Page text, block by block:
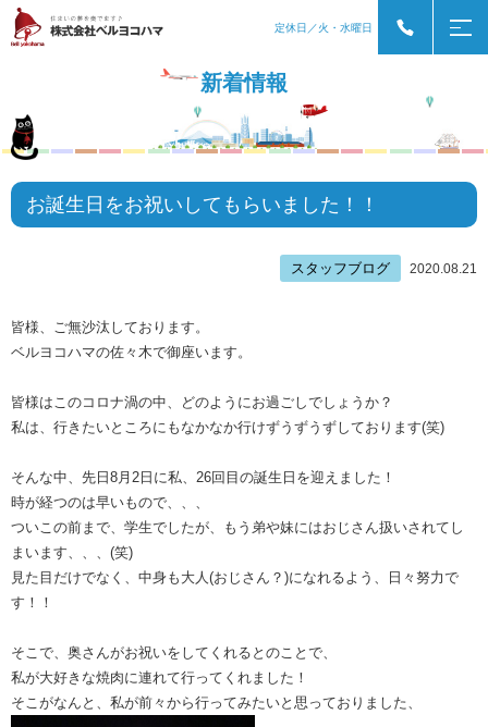
定休日／火・水曜日
新着情報
お誕生日をお祝いしてもらいました！！
スタッフブログ 2020.08.21
皆様、ご無沙汰しております。
ベルヨコハマの佐々木で御座います。
皆様はこのコロナ渦の中、どのようにお過ごしでしょうか？
私は、行きたいところにもなかなか行けずうずうずしております(笑)
そんな中、先日8月2日に私、26回目の誕生日を迎えました！
時が経つのは早いもので、、、
ついこの前まで、学生でしたが、もう弟や妹にはおじさん扱いされてし
まいます、、、(笑)
見た目だけでなく、中身も大人(おじさん？)になれるよう、日々努力で
す！！
そこで、奥さんがお祝いをしてくれるとのことで、
私が大好きな焼肉に連れて行ってくれました！
そこがなんと、私が前々から行ってみたいと思っておりました、